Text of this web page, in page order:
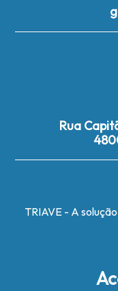
Rua
TRIAVE - A